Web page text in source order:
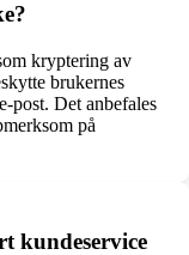
kryptering av
brukernes
post. Det anbefales
på
kundeservice